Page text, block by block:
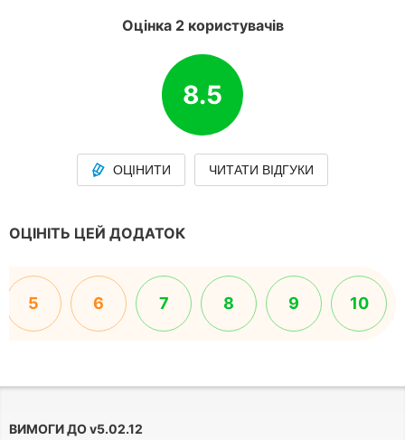
Оцінка 2 користувачів
8.5
ОЦІНИТИ ЧИТАТИ ВІДГУКИ
ОЦІНІТЬ ЦЕЙ ДОДАТОК
5 6 7 8 9 10
ВИМОГИ ДОv5.02.12